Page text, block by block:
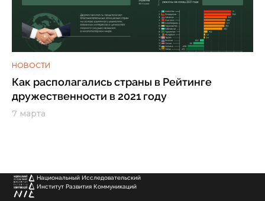
НОВОСТИ
Как располагались страны в Рейтинге
дружественности в 2021 году
7 марта
Национальный Исследовательский
Институт Развития Коммуникаций